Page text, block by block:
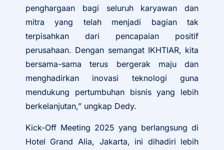
penghargaan bagi seluruh karyawan dan
mitra yang telah menjadi bagian tak
terpisahkan dari pencapaian positif
perusahaan. Dengan semangat IKHTIAR, kita
bersama-sama terus bergerak maju dan
menghadirkan inovasi teknologi guna
mendukung pertumbuhan bisnis yang lebih
berkelanjutan,” ungkap Dedy.
Kick-Off Meeting 2025 yang berlangsung di
Hotel Grand Alia, Jakarta, ini dihadiri lebih